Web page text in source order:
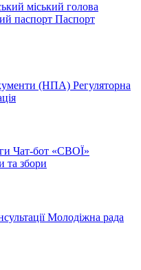
міський голова
паспорт Паспорт
(НПА) Регуляторна
Чат-бот «СВОЇ»
та збори
Молодіжна рада